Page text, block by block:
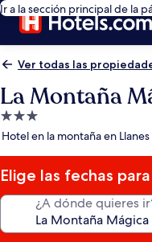
Ir a la sección principal de la
Ver todas las
La Montaña
Propiedad
de
estrellas
Hotel en la montaña en
Elige las fechas
¿A dónde quieres